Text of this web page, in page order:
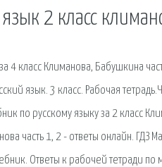
2 класс
4 класс Климанова, Бабушкина
язык. 3 класс. Рабочая
по русскому языку за 2 класс
часть 1, 2 - ответы онлайн. ГДЗ
Ответы к рабочей тетради